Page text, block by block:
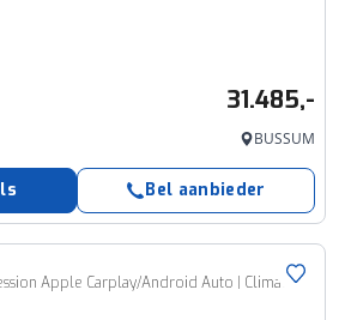
31.485,-
BUSSUM
Bel aanbieder
Apple Carplay/Android Auto | Climate